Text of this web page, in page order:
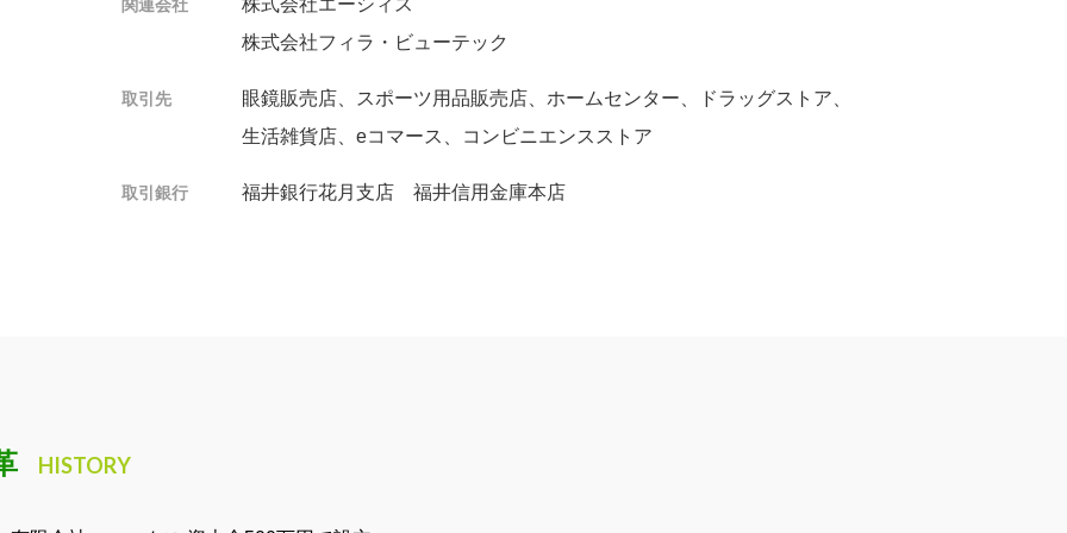
関連会社
株式会社フィラ・ビューテック
取引先
眼鏡販売店、スポーツ用品販売店、ホームセンター、ドラッグストア、
生活雑貨店、eコマース、コンビニエンスストア
取引銀行 福井銀行花月支店 福井信用金庫本店
HISTORY